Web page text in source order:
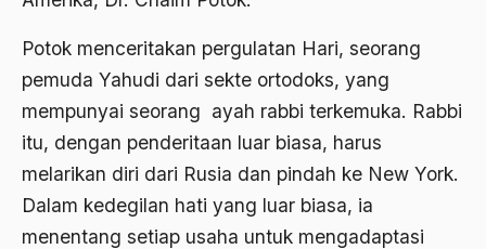
Potok menceritakan pergulatan Hari, seorang
pemuda Yahudi dari sekte ortodoks, yang
mempunyai seorang ayah rabbi terkemuka. Rabbi
itu, dengan penderitaan luar biasa, harus
melarikan diri dari Rusia dan pindah ke New York.
Dalam kedegilan hati yang luar biasa, ia
menentang setiap usaha untuk mengadaptasi
Ajengan SIngaparna
Akademi Betawi
Akbar tanjung